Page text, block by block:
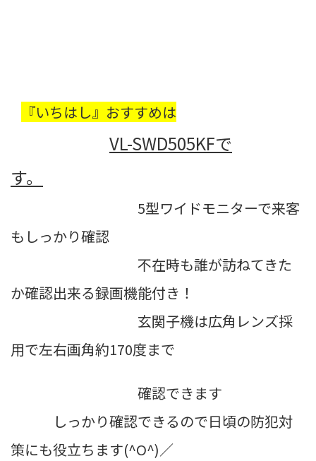
『いちはし』おすすめは
VL-SWD505KFで
す。
5型ワイドモニターで来客
もしっかり確認
不在時も誰が訪ねてきた
か確認出来る録画機能付き！
玄関子機は広角レンズ採
用で左右画角約170度まで
確認できます
しっかり確認できるので日頃の防犯対
策にも役立ちます(^O^)／